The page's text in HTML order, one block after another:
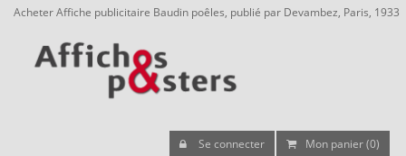
Acheter Affiche publicitaire Baudin poêles, publié par Devambez, Paris, 1933
Se connecter Mon panier (0)